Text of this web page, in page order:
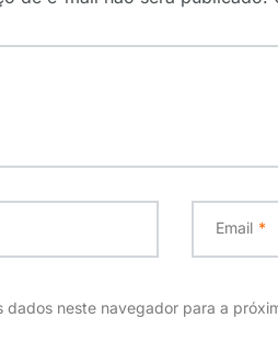
Email *
dados neste navegador para a